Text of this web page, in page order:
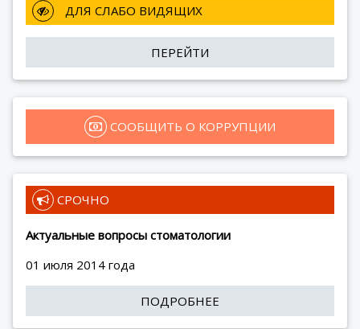
ДЛЯ СЛАБО ВИДЯЩИХ
ПЕРЕЙТИ
СООБЩИТЬ О КОРРУПЦИИ
СРОЧНО
Актуальные вопросы стоматологии
01 июля 2014 года
ПОДРОБНЕЕ